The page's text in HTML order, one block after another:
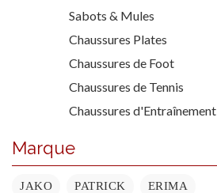
Sabots & Mules
Chaussures Plates
Chaussures de Foot
Chaussures de Tennis
Chaussures d'Entraînement
Marque
JAKO PATRICK ERIMA